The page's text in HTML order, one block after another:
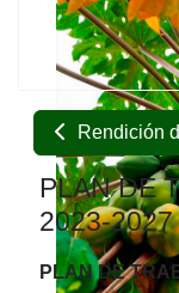
Rendición
PLAN DE
2023-2027
PLAN DE